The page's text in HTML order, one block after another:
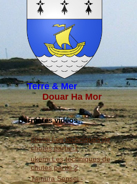
Terre & Mer
Douar Ha Mor
Dernières vidéos
ukemi Les techniques de
chutes partie 1
ukemi Les techniques de
chutes partie 2
Tamura Sensei -